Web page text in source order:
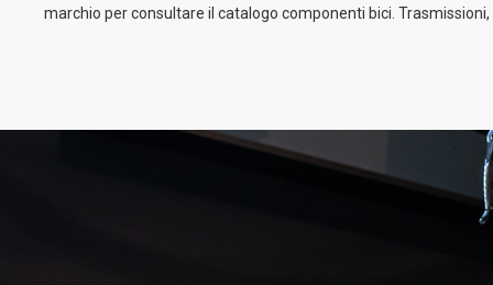
marchio per consultare il catalogo componenti bici.